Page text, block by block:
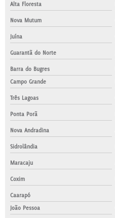
Alta Floresta
Nova Mutum
Juína
Guarantã do Norte
Barra do Bugres
Campo Grande
Três Lagoas
Ponta Porã
Nova Andradina
Sidrolândia
Maracaju
Coxim
Caarapó
João Pessoa